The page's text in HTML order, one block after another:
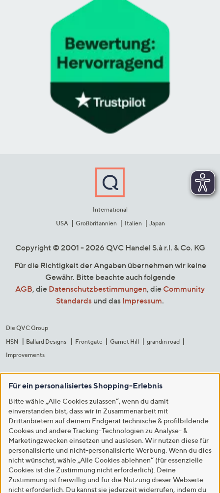
International
USA
Großbritannien Italien Japan
Copyright © 2001 - 2026 QVC Handel S.à r.l. & Co. KG
Für die Richtigkeit der Angaben übernehmen wir keine
Gewähr. Bitte beachte auch folgende
AGB, die Datenschutzbestimmungen, die Community
Standards und das Impressum.
Die QVC Group
HSN
Ballard Designs Frontgate Garnet Hill
grandin road
Improvements
Für ein personalisiertes Shopping-Erlebnis
Bitte wähle „Alle Cookies zulassen“, wenn du damit
einverstanden bist, dass wir in Zusammenarbeit mit
Drittanbietern auf deinem Endgerät technische & profilbildende
Cookies und andere Tracking-Technologien zu Analyse- &
Marketingzwecken einsetzen und auslesen. Wir nutzen diese für
personalisierte und nicht-personalisierte Werbung. Wenn du dies
nicht wünschst, wähle „Alle Cookies ablehnen“ (für essenzielle
Cookies ist die Zustimmung nicht erforderlich). Deine
Zustimmung ist freiwillig und für die Nutzung dieser Webseite
nicht erforderlich. Du kannst sie jederzeit widerrufen, indem du